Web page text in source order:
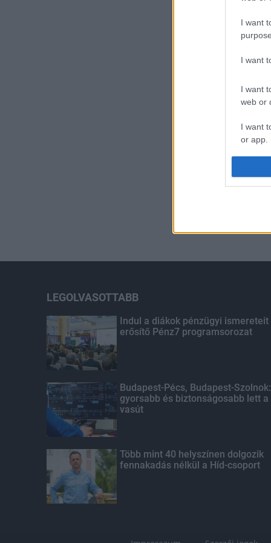
I want
I want
I want
web or
I want
or app.
I want
LEGOLVASOTTABB
Indul a diákok pénzügyi ismereteit
erősítő Pénz7 programsorozat
Budapest-Pécs, Budapest-Szolnok:
gyorsabb és biztonságosabb lett a
vasút
Több mint 40 helyszínen dolgozik
fennakadás nélkül a Híd-csoport